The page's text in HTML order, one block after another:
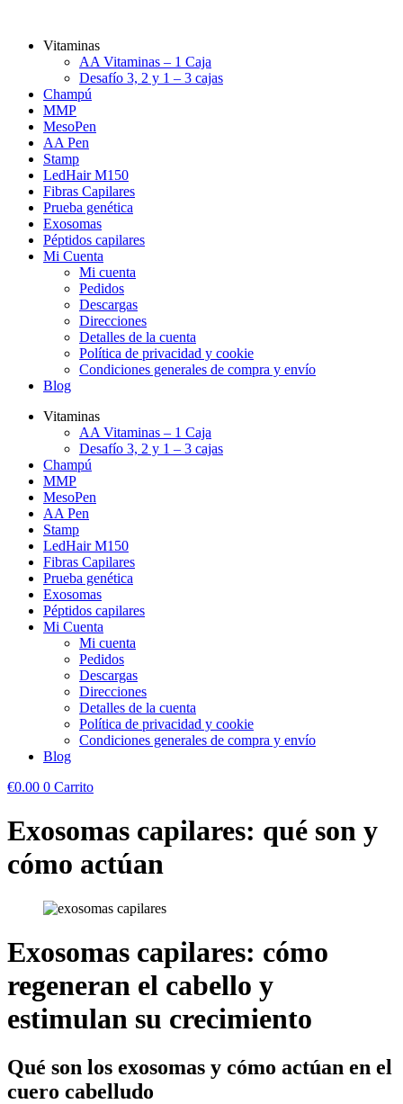
Vitaminas
AA Vitaminas – 1 Caja
Desafío 3, 2 y 1 – 3 cajas
Champú
MMP
MesoPen
AA Pen
Stamp
LedHair M150
Fibras Capilares
Prueba genética
Exosomas
Péptidos capilares
Mi Cuenta
Mi cuenta
Pedidos
Descargas
Direcciones
Detalles de la cuenta
Política de privacidad y cookie
Condiciones generales de compra y envío
Blog
Vitaminas
AA Vitaminas – 1 Caja
Desafío 3, 2 y 1 – 3 cajas
Champú
MMP
MesoPen
AA Pen
Stamp
LedHair M150
Fibras Capilares
Prueba genética
Exosomas
Péptidos capilares
Mi Cuenta
Mi cuenta
Pedidos
Descargas
Direcciones
Detalles de la cuenta
Política de privacidad y cookie
Condiciones generales de compra y envío
Blog
€0.00 0 Carrito
Exosomas capilares: qué son y
cómo actúan
Exosomas capilares: cómo
regeneran el cabello y
estimulan su crecimiento
Qué son los exosomas y cómo actúan en el
cuero cabelludo